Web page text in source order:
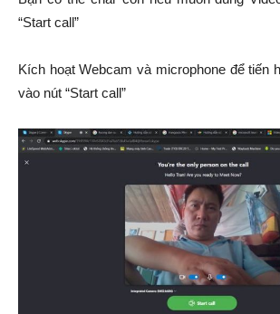
“Start call”
Kích hoạt Webcam và microphone để tiến
vào nút “Start call”